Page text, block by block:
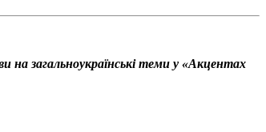
на загальноукраїнські теми у «Акцентах